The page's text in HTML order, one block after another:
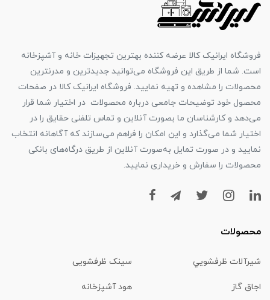
فروشگاه ایرانیک کالا عرضه کننده بهترین تجهیزات خانه و آشپزخانه
است. شما از طریق این فروشگاه می‌توانید جدیدترین و مدرنترین
محصولات را مشاهده و تهیه نمایید. فروشگاه ایرانیک کالا در صفحات
محصول خود توضیحات جامعی درباره محصولات در اختیار شما قرار
می‌دهد و کارشناسان ما بصورت آنلاین و تماس تلفنی حقایق را در
اختیار شما می‌گذارد و این امکان را فراهم می‌سازند که آگاهانه انتخاب
نمایید و در صورت تمایل به‌صورت آنلاین از طریق درگاه‌های بانکی
محصولات را سفارش و خریداری نمایید.
محصولات
شیرآلات ظرفشويي سینک ظرفشویی
اجاق گاز هود آشپزخانه